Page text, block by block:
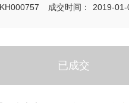
KH000757 成交时间： 2019-
已成交